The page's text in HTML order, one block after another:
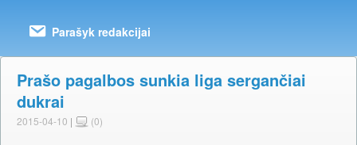
Parašyk redakcijai
Prašo pagalbos sunkia liga sergančiai
dukrai
2015-04-10 | (0)